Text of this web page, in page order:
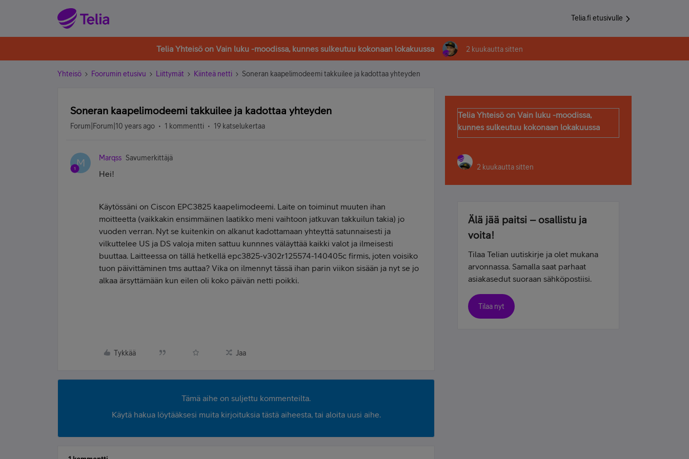
Telia.fi etusivulle
Telia Yhteisö on Vain luku -moodissa, kunnes sulkeutuu kokonaan lokakuussa 2 kuukautta sitten
Yhteisö Foorumin etusivu Liittymät Kiinteä netti Soneran kaapelimodeemi takkuilee ja kadottaa yhteyden
Soneran kaapelimodeemi takkuilee ja kadottaa yhteyden
Forum|Forum|10 years ago 1 kommentti 19 katselukertaa
M Marqss Savumerkittäjä
Hei!
Käytössäni on Ciscon EPC3825 kaapelimodeemi. Laite on toiminut muuten ihan
moitteetta (vaikkakin ensimmäinen laatikko meni vaihtoon jatkuvan takkuilun takia) jo
vuoden verran. Nyt se kuitenkin on alkanut kadottamaan yhteyttä satunnaisesti ja
vilkuttelee US ja DS valoja miten sattuu kunnnes väläyttää kaikki valot ja ilmeisesti
buuttaa. Laitteessa on tällä hetkellä epc3825-v302r125574-140405c firmis, joten voisiko
tuon päivittäminen tms auttaa? Vika on ilmennyt tässä ihan parin viikon sisään ja nyt se jo
alkaa ärsyttämään kun eilen oli koko päivän netti poikki.
Tykkää Jaa
Tämä aihe on suljettu kommenteilta.
Käytä hakua löytääksesi muita kirjoituksia tästä aiheesta, tai aloita uusi aihe.
Telia Yhteisö on Vain luku -moodissa,
kunnes sulkeutuu kokonaan lokakuussa
2 kuukautta sitten
Älä jää paitsi – osallistu ja
voita!
Tilaa Telian uutiskirje ja olet mukana
arvonnassa. Samalla saat parhaat
asiakasedut suoraan sähköpostiisi.
Tilaa nyt